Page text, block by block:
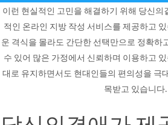
이런 현실적인 고민을 해결하기 위해 당신의
적인 온라인 지방 작성 서비스를 제공하고
운 격식을 몰라도 간단한 선택만으로 정확하
수 있어 많은 가정에서 신뢰하며 이용하고
대로 유지하면서도 현대인들의 편의성을 극
목받고 있습니다.